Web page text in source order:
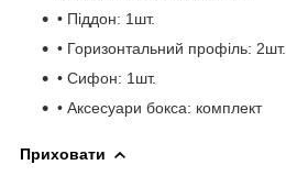
• Піддон: 1шт.
• Горизонтальний профіль: 2шт.
• Сифон: 1шт.
• Аксесуари бокса: комплект
Приховати